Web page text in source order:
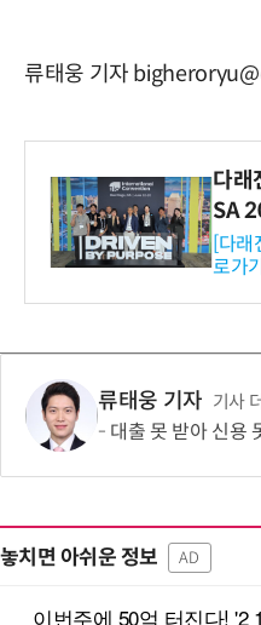
류태웅 기자
다래
SA
와의
-바
보
[다래
로가
류태웅 기자 기사
대출 못 받아 신용 못 쌓는
놓치면 아쉬운 정보 AD